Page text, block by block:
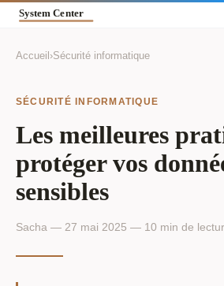
Accueil ›Sécurité informatique
SÉCURITÉ INFORMATIQUE
Les meilleures
protéger vos
sensibles
Sacha — 27 mai 2025 — 10 min de